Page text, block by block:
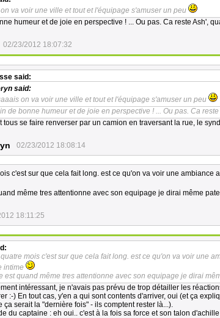
va voir une ville et tout et l'équipage s'amuser un peu
humeur et de joie en perspective ! ... Ou pas. Ca reste Ash',
02/23/2012 18:07:32
said:
said:
on va voir une ville et tout et l'équipage s'amuser un peu
de bonne humeur et de joie en perspective ! ... Ou pas. Ca
tous se faire renverser par un camion en traversant la rue, le
02/23/2012 18:08:14
c'est sur que cela fait long. est ce qu'on va voir une ambiance
même tres attentionne avec son equipage je dirai même
18:11:25
mois c'est sur que cela fait long. est ce qu'on va voir une
intime
est quand même tres attentionne avec son equipage je dirai
intéressant, je n'avais pas prévu de trop détailler les
:-) En tout cas, y'en a qui sont contents d'arriver, oui (et ça
ça serait la "dernière fois" - ils comptent rester là...).
du captaine : eh oui.. c'est à la fois sa force et son talon d'achille